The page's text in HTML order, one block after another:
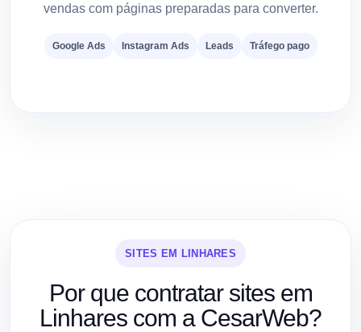
vendas com páginas preparadas para converter.
Google Ads Instagram Ads Leads Tráfego pago
SITES EM LINHARES
Por que contratar sites em
Linhares com a CesarWeb?